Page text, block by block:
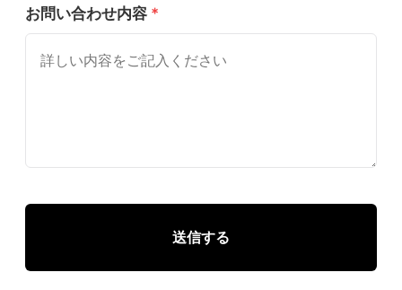
お問い合わせ内容 *
送信する